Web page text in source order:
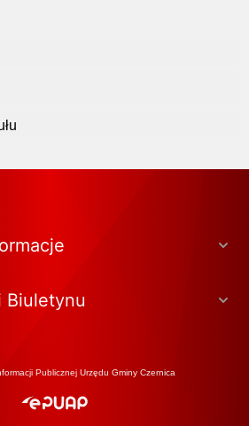
Biuletynu
Publicznej Urzędu Gminy Czernica